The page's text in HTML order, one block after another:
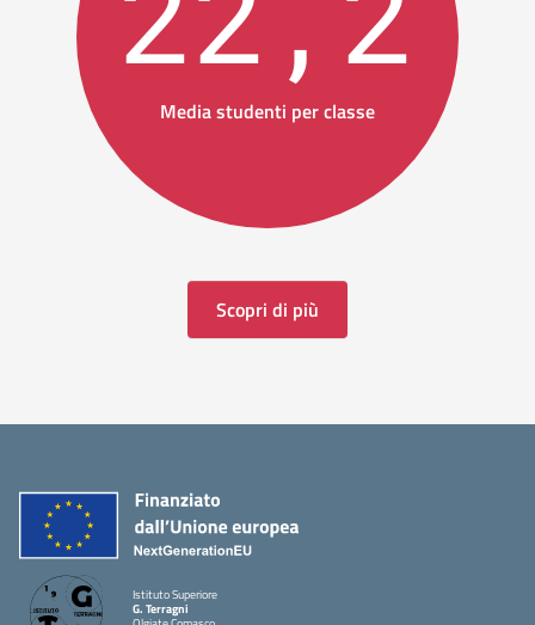
Media studenti per classe
Scopri di più
Istituto Superiore
G. Terragni